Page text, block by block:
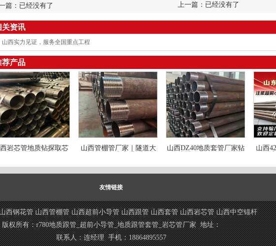
上一篇：已经没有了
篇：已经没有了
关资讯
山西实力见证，服务全国重点工程
荐产品
岩芯管地质钻探取芯
山西管棚管厂家｜隧道大
山西DZ40地质套管厂家钻
山西
友情链接
西钢花管 山西管棚管 山西超前小导管 山西跟管 山西套管 山西岩芯管 山西中空锚杆
版权所有：r780地质跟管_超前小导管_地质跟管套管_岩芯管厂家 地址：
联系人：连经理 手机：18864895557